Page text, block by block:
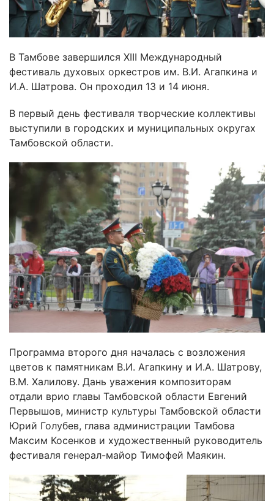
В Тамбове завершился XIII Международный
фестиваль духовых оркестров им. В.И. Агапкина и
И.А. Шатрова. Он проходил 13 и 14 июня.
В первый день фестиваля творческие коллективы
выступили в городских и муниципальных округах
Тамбовской области.
Программа второго дня началась с возложения
цветов к памятникам В.И. Агапкину и И.А. Шатрову,
В.М. Халилову. Дань уважения композиторам
отдали врио главы Тамбовской области Евгений
Первышов, министр культуры Тамбовской области
Юрий Голубев, глава администрации Тамбова
Максим Косенков и художественный руководитель
фестиваля генерал-майор Тимофей Маякин.